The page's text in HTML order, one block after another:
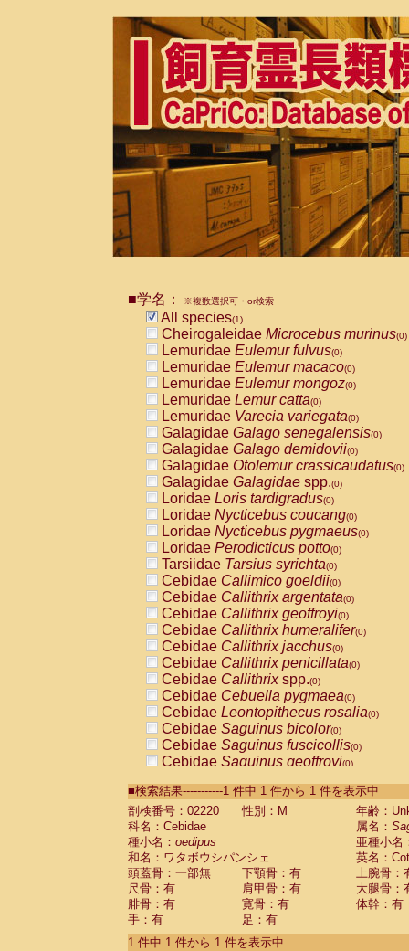
■学名： ※複数選択可・or検索
All species(1)
Cheirogaleidae Microcebus murinus(0)
Lemuridae Eulemur fulvus(0)
Lemuridae Eulemur macaco(0)
Lemuridae Eulemur mongoz(0)
Lemuridae Lemur catta(0)
Lemuridae Varecia variegata(0)
Galagidae Galago senegalensis(0)
Galagidae Galago demidovii(0)
Galagidae Otolemur crassicaudatus(0)
Galagidae Galagidae spp.(0)
Loridae Loris tardigradus(0)
Loridae Nycticebus coucang(0)
Loridae Nycticebus pygmaeus(0)
Loridae Perodicticus potto(0)
Tarsiidae Tarsius syrichta(0)
Cebidae Callimico goeldii(0)
Cebidae Callithrix argentata(0)
Cebidae Callithrix geoffroyi(0)
Cebidae Callithrix humeralifer(0)
Cebidae Callithrix jacchus(0)
Cebidae Callithrix penicillata(0)
Cebidae Callithrixspp.(0)
Cebidae Cebuella pygmaea(0)
Cebidae Leontopithecus rosalia(0)
Cebidae Saguinus bicolor(0)
Cebidae Saguinus fuscicollis(0)
Cebidae Saguinus geoffroyi(0)
CebidaeSaguinus labiatus(0)
Cebidae Saguinus leucopus (0)
Cebidae
Cebidae
CebidaeSaguinus nigricollis (0)
Cebidae Saguinus oedipus
Cebidae Saguinus weddelli
Cebidae Saguinusspp.
Cebidae Aotus trivirgatus
Cebidae Cebus albifrons
■検索結果-----------1 件中 1 件から 1 件を表示中
剖検番号：02220
性別：M
年齢：
科名：Cebidae
属名：
種小名： oedipus
亜種小名
和名：ワタボウシパンシェ
英名：
頭蓋骨：一部無
下顎骨：有
上腕骨：
尺骨：有
肩甲骨：有
大腿骨：
腓骨：有
寛骨：有
体幹：有
手：有
足：有
1 件中 1 件から 1 件を表示中